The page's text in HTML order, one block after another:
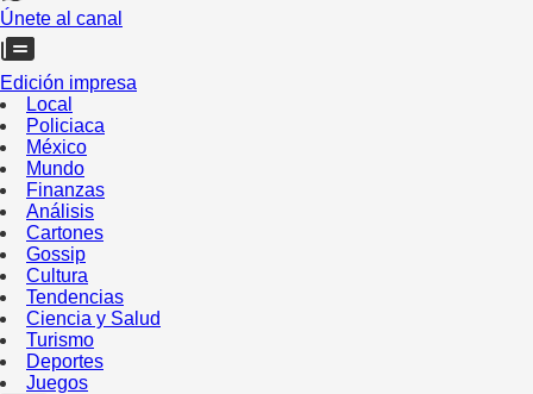
Únete al canal
Edición impresa
Local
Policiaca
México
Mundo
Finanzas
Análisis
Cartones
Gossip
Cultura
Tendencias
Ciencia y Salud
Turismo
Deportes
Juegos